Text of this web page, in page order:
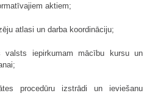
aktiem;
atlasi un darba koordināciju;
valsts iepirkumam mācību kursu un
procedūru izstrādi un ieviešanu